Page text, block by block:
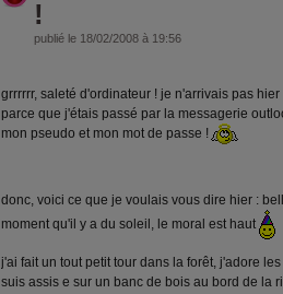
!
publié le 18/02/2008 à 19:56
grrrrrr, saleté d'ordinateur ! je n'arrivais pas
parce que j'étais passé par la messagerie
mon pseudo et mon mot de passe !
donc, voici ce que je voulais vous dire hier :
moment qu'il y a du soleil, le moral est haut
j'ai fait un tout petit tour dans la forêt, j'adore
suis assis e sur un banc de bois au bord de la